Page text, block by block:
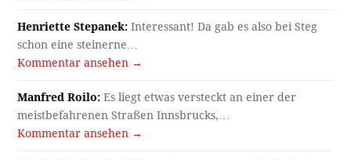
Henriette Stepanek: Interessant! Da gab es also bei Steg
schon eine steinerne…
Kommentar ansehen →
Manfred Roilo: Es liegt etwas versteckt an einer der
meistbefahrenen Straßen Innsbrucks,…
Kommentar ansehen →